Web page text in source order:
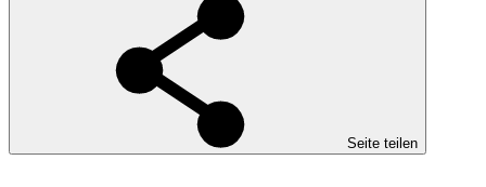
Seite teilen